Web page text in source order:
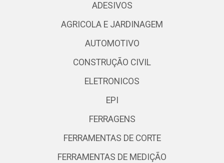
ADESIVOS
AGRICOLA E JARDINAGEM
AUTOMOTIVO
CONSTRUÇÃO CIVIL
ELETRONICOS
EPI
FERRAGENS
FERRAMENTAS DE CORTE
FERRAMENTAS DE MEDIÇÃO